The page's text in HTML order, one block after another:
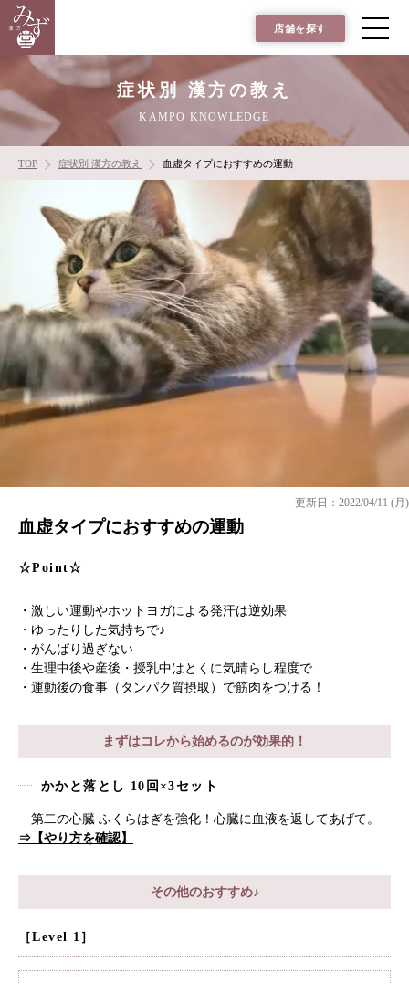
店舗を探す
症状別 漢方の教え
KAMPO KNOWLEDGE
TOP 症状別 漢方の教え 血虚タイプにおすすめの運動
更新日：2022/04/11 (月)
血虚タイプにおすすめの運動
☆Point☆
・激しい運動やホットヨガによる発汗は逆効果
・ゆったりした気持ちで♪
・がんばり過ぎない
・生理中後や産後・授乳中はとくに気晴らし程度で
・運動後の食事（タンパク質摂取）で筋肉をつける！
まずはコレから始めるのが効果的！
かかと落とし 10回×3セット
第二の心臓 ふくらはぎを強化！心臓に血液を返してあげて。
⇒【やり方を確認】
その他のおすすめ♪
［Level 1］